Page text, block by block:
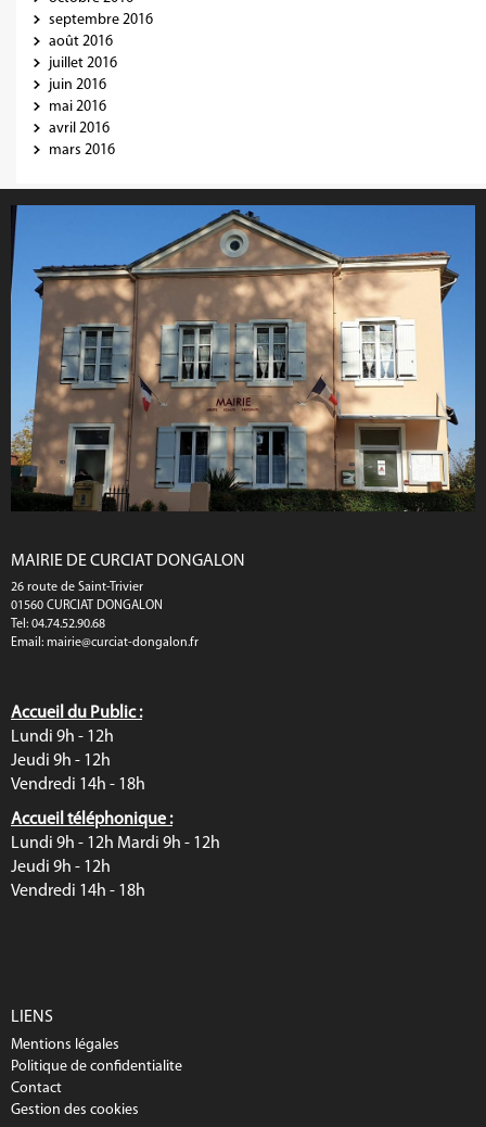
septembre 2016
août 2016
juillet 2016
juin 2016
mai 2016
avril 2016
mars 2016
MAIRIE DE CURCIAT DONGALON
26 route de Saint-Trivier
01560 CURCIAT DONGALON
Tel: 04.74.52.90.68
Email: mairie@curciat-dongalon.fr
Accueil du Public :
Lundi 9h - 12h
Jeudi 9h - 12h
Vendredi 14h - 18h
Accueil téléphonique :
Lundi 9h - 12h Mardi 9h - 12h
Jeudi 9h - 12h
Vendredi 14h - 18h
LIENS
Mentions légales
Politique de confidentialite
Contact
Gestion des cookies